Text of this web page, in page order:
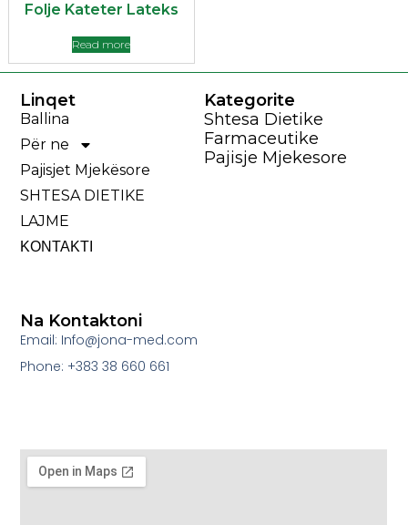
‎Folje Kateter Lateks
Read more
Linqet
Ballina
Për ne
Pajisjet Mjekësore
SHTESA DIETIKE
LAJME
ΚΟΝΤΑΚΤΙ
Kategorite
Shtesa Dietike
Farmaceutike
Pajisje Mjekesore
Na Kontaktoni
Email: Info@jona-med.com
Phone: +383 38 660 661